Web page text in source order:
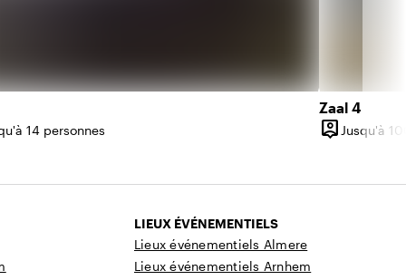
14 personnes
Zaal 4
person_pin
Capacité
Jusqu'à
LIEUX ÉVÉNEMENTIELS
Lieux événementiels Almere
Lieux événementiels Arnhem